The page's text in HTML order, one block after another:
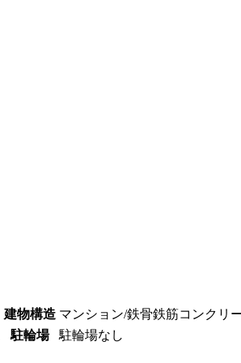
建物構造 マンション/鉄骨鉄筋コンクリ
駐輪場 駐輪場なし